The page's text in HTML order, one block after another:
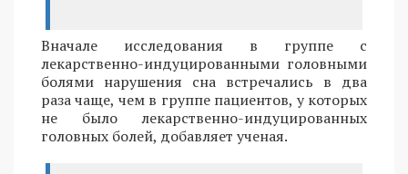
Вначале исследования в группе с
лекарственно-индуцированными головными
болями нарушения сна встречались в два
раза чаще, чем в группе пациентов, у которых
не было лекарственно-индуцированных
головных болей, добавляет ученая.